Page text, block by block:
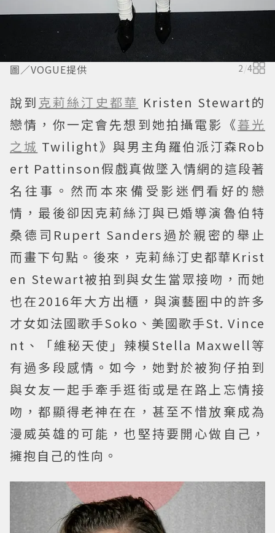
圖／VOGUE提供 2/4
說到 克莉絲汀史都華 Kristen Stewart的
戀情，你一定會先想到她拍攝電影《暮光
之城 Twilight》與男主角羅伯派汀森Rob
ert Pattinson假戲真做墜入情網的這段著
名往事。然而本來備受影迷們看好的戀
情，最後卻因克莉絲汀與已婚導演魯伯特
桑德司Rupert Sanders過於親密的舉止
而畫下句點。後來，克莉絲汀史都華Krist
en Stewart被拍到與女生當眾接吻，而她
也在2016年大方出櫃，與演藝圈中的許多
才女如法國歌手Soko、美國歌手St. Vince
nt、「維秘天使」辣模Stella Maxwell等
有過多段感情。如今，她對於被狗仔拍到
與女友一起手牽手逛街或是在路上忘情接
吻，都顯得老神在在，甚至不惜放棄成為
漫威英雄的可能，也堅持要開心做自己，
擁抱自己的性向。